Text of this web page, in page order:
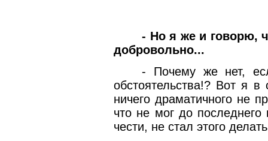
- Но я же и говорю,
добровольно...
- Почему же нет,
обстоятельства!? Вот я
ничего драматичного не
что не мог до последнего
чести, не стал этого